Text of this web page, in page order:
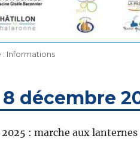
Catégories
Informations
décembre
2025 : marche aux